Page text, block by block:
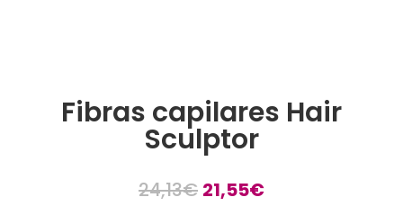
Fibras capilares Hair
Sculptor
24,13€ El
21,55€El